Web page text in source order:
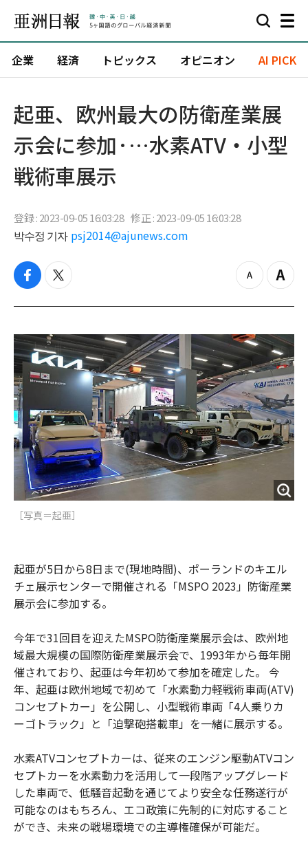
企業 経済 トピックス オピニオン AI PICK
​起亜、欧州最大の防衛産業展
示会に参加·…水素ATV・小型
戦術車展示
登録 : 2023-09-05 16:03:28 修正 : 2023-09-05 16:03:28
박수정 기자 psj2014@ajunews.com
f
c
b
o
o
k
t
i
t
e
r
z
o
o
u
t
Z
o
i
n
［写真＝​起亜］
起亜が5日から8日まで(現地時間)、ポーランドのキエル
チェ展示センターで開催される「MSPO 2023」防衛産業
展示会に参加する。
今年で31回目を迎えたMSPO防衛産業展示会は、欧州地
域最大規模の国際防衛産業展示会で、1993年から毎年開
催されており、起亜は今年初めて参加を確定した。 今
年、起亜は欧州地域で初めて「水素動力軽戦術車両(ATV)
コンセプトカー」を公開し、小型戦術車両「4人乗りカ
ーゴトラック」と「迫撃砲搭載車」を一緒に展示する。
水素ATVコンセプトカーは、従来のエンジン駆動ATVコン
セプトカーを水素動力を活用して一段階アップグレード
した車両で、低騒音起動を通じてより安全な任務遂行が
可能なのはもちろん、エコ政策に先制的に対応すること
ができ、未来の戦場環境での主導権確保が可能だ。